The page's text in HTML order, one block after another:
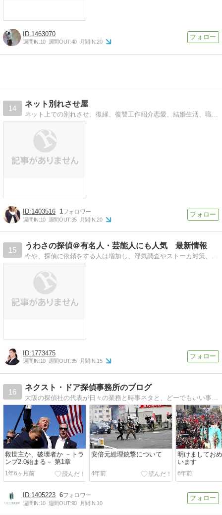
1463070
週間IN:10 週間OUT:40 月間IN:20
14
ネット別れさせ屋
1403516 1
週間IN:10 週間OUT:35 月間IN:20
15
うわさの探偵＠有名人・芸能人にも人気 最新情報
1773475
週間IN:10 週間OUT:35 月間IN:15
16
ネクスト・ドア探偵事務所のブログ
救世主か、破壊者か －トラ
ンプ2.0始まる－ 第1章
1年6ヶ月前
安倍元総理銃撃について
4年前
明けましてお
います
6年前
1405223 6
週間IN:10 週間OUT:90 月間IN:10